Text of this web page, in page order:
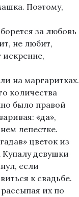
Поэтому,
за любовь
не любит,
искренне,
на маргаритках.
количества
было правой
«да»,
лепестке.
цветок из
девушки
если
к свадьбе.
их по